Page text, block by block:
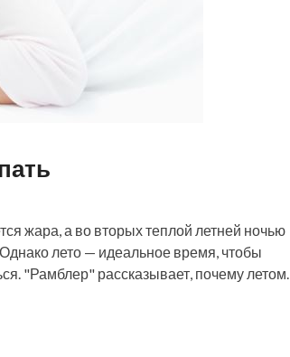
жара, а во вторых теплой летней ночью
Однако лето — идеальное время, чтобы
"Рамблер" рассказывает, почему летом…